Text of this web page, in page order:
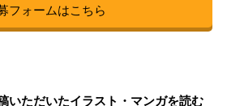
フォームはこちら
いただいたイラスト・マンガを読む